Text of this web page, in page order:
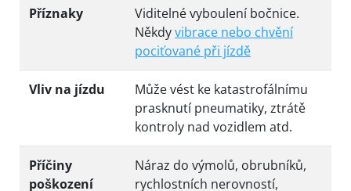
Příznaky
Viditelné vyboulení bočnice.
Někdyvibrace nebo chvění
pociťované při jízdě
Vliv na jízdu
Může vést ke katastrofálnímu
prasknutí pneumatiky, ztrátě
kontroly nad vozidlem atd.
Příčiny
poškození
Náraz do výmolů, obrubníků,
rychlostních nerovností,